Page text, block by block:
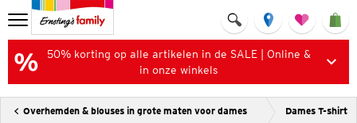
50% korting op alle artikelen in de SALE | Online &
in onze winkels
Overhemden & blouses in grote maten voor dames Dames T-shirt